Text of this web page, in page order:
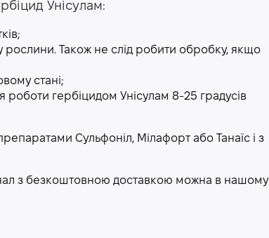
Унісулам:
Також не слід робити обробку, якщо
стані;
гербіцидом Унісулам 8-25 градусів
Сульфоніл, Мілафорт або Танаїс і з
з безкоштовною доставкою можна в нашому